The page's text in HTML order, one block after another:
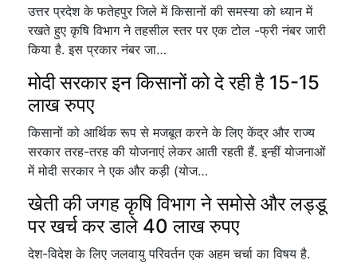
उत्तर प्रदेश के फतेहपुर जिले में किसानों की समस्या को ध्यान में
रखते हुए कृषि विभाग ने तहसील स्तर पर एक टोल -फ्री नंबर जारी
किया है. इस प्रकार नंबर जा…
मोदी सरकार इन किसानों को दे रही है 15-15
लाख रुपए
किसानों को आर्थिक रूप से मजबूत करने के लिए केंद्र और राज्य
सरकार तरह-तरह की योजनाएं लेकर आती रहती हैं. इन्हीं योजनाओं
में मोदी सरकार ने एक और कड़ी (योज…
खेती की जगह कृषि विभाग ने समोसे और लड्डू
पर खर्च कर डाले 40 लाख रुपए
देश-विदेश के लिए जलवायु परिवर्तन एक अहम चर्चा का विषय है.